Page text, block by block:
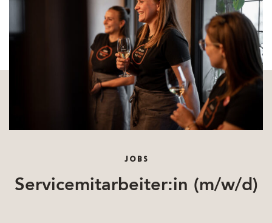
EN DE
JOBS
Servicemitarbeiter:in (m/w/d)